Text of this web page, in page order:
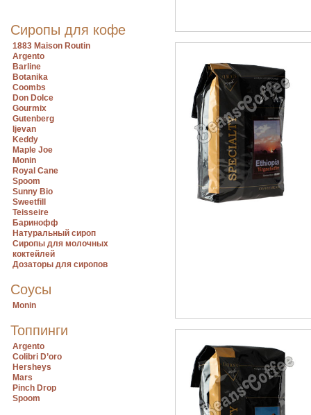
Сиропы для кофе
1883 Maison Routin
Argento
Barline
Botanika
Coombs
Don Dolce
Gourmix
Gutenberg
Ijevan
Keddy
Maple Joe
Monin
Royal Cane
Spoom
Sunny Bio
Sweetfill
Teisseire
Баринофф
Натуральный сироп
Сиропы для молочных
коктейлей
Дозаторы для сиропов
Соусы
Monin
Топпинги
Argento
Colibri D’oro
Hersheys
Mars
Pinch Drop
Spoom